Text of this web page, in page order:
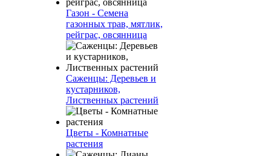
Газон - Семена
газонных трав, мятлик,
рейграс, овсянница
Саженцы: Деревьев и
кустарников,
Лиственных растений
Цветы - Комнатные
растения